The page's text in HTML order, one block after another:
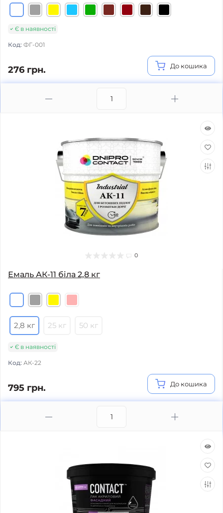
Є в наявності
Код: ФГ-001
276 грн. До кошика
0
Емаль АК-11 біла 2,8 кг
2,8 кг 25 кг 50 кг
Є в наявності
Код: АК-22
795 грн. До кошика